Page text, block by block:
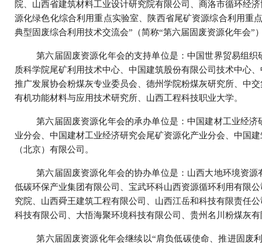
院、山西省建筑材料工业设计研究院有限公司、商洛市循环经
源化绿色化综合利用重点实验室、陕西省尾矿资源综合利用重
典型固废综合利用技术交流会”（简称“第六届固废资源化年会”
第六届固废资源化年会的支持单位是：中国世界贸易组
质科学院尾矿利用技术中心、中国建筑股份有限公司技术中心
推广发展协会粉煤灰专业委员会、德州学院粉煤灰研究所、中
有机功能材料与应用技术研究所、山西工程科技职业大学。
第六届固废资源化年会的承办单位是：中国建材工业经
业分会、中国建材工业经济研究会尾矿资源化产业分会、中国
（北京）有限公司。
第六届固废资源化年会的协办单位是：山西大地环境资
低碳环保产业集团有限公司、宝武环科山西资源循环利用有限
究院、山西舜王建筑工程有限公司、山西江岳和科技有限责任
科技有限公司、大悟海聚环境科技有限公司、贵州名川粉煤灰
第六届固废资源化年会继续以“肩负低碳使命、推进固废